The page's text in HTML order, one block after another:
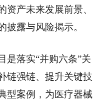
资产未来发展前景、
披露与风险揭示。
是落实“并购六条”关
链强链、提升关键技
型案例，为医疗器械